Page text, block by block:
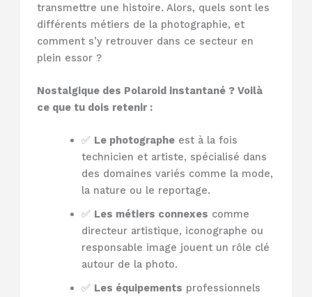
transmettre une histoire. Alors, quels sont les
différents métiers de la photographie, et
comment s’y retrouver dans ce secteur en
plein essor ?
Nostalgique des Polaroid instantané ? Voilà
ce que tu dois retenir :
✅ Le photographeest à la fois
technicien et artiste, spécialisé dans
des domaines variés comme la mode,
la nature ou le reportage.
✅ Les métiers connexes comme
directeur artistique, iconographe ou
responsable image jouent un rôle clé
autour de la photo.
✅ Les équipements professionnels